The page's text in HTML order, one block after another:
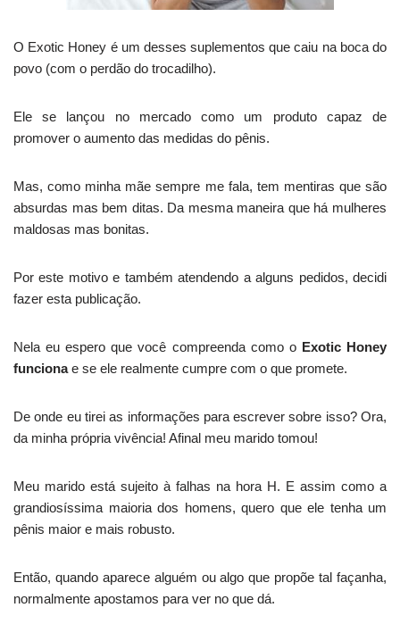
O Exotic Honey é um desses suplementos que caiu na boca do
povo (com o perdão do trocadilho).
Ele se lançou no mercado como um produto capaz de
promover o aumento das medidas do pênis.
Mas, como minha mãe sempre me fala, tem mentiras que são
absurdas mas bem ditas. Da mesma maneira que há mulheres
maldosas mas bonitas.
Por este motivo e também atendendo a alguns pedidos, decidi
fazer esta publicação.
Nela eu espero que você compreenda como o Exotic Honey
funcionae se ele realmente cumpre com o que promete.
De onde eu tirei as informações para escrever sobre isso? Ora,
da minha própria vivência! Afinal meu marido tomou!
Meu marido está sujeito à falhas na hora H. E assim como a
grandiosíssima maioria dos homens, quero que ele tenha um
pênis maior e mais robusto.
Então, quando aparece alguém ou algo que propõe tal façanha,
normalmente apostamos para ver no que dá.